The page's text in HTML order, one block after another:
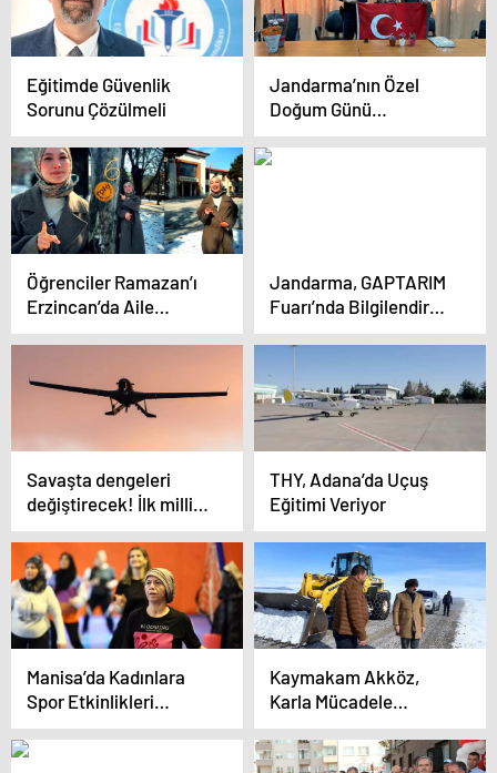
Eğitimde Güvenlik
Sorunu Çözülmeli
Jandarma’nın Özel
Doğum Günü
Kutlaması
Öğrenciler Ramazan’ı
Erzincan’da Aile
Sofralarında Geçirecek
Jandarma, GAPTARIM
Fuarı’nda Bilgilendirme
Yaptı
Savaşta dengeleri
değiştirecek! İlk milli
SİHA artık daha güçlü
THY, Adana’da Uçuş
Eğitimi Veriyor
Manisa’da Kadınlara
Spor Etkinlikleri
Devam Ediyor
Kaymakam Akköz,
Karla Mücadele
Çalışmalarını İnceledi